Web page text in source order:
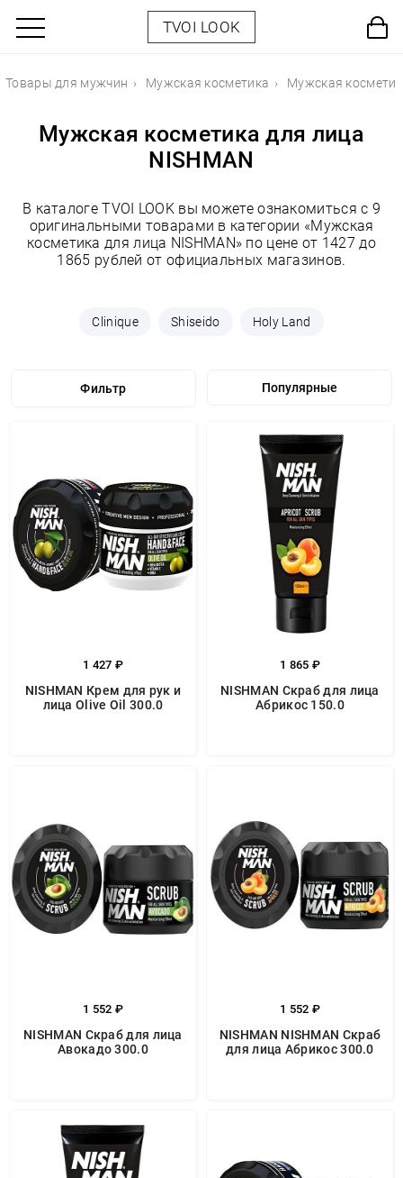
TVOI LOOK
Товары для мужчин Мужская косметика Мужская
Мужская косметика для лица
NISHMAN
В каталоге TVOI LOOK вы можете ознакомиться с 9
оригинальными товарами в категории «Мужская
косметика для лица NISHMAN» по цене от 1427 до
1865 рублей от официальных магазинов.
Clinique Shiseido Holy Land
Фильтр
1 427 ₽
NISHMAN Крем для рук и
лица Olive Oil 300.0
1 865 ₽
NISHMAN Скраб для лица
Абрикос 150.0
1 552 ₽
NISHMAN Скраб для лица
Авокадо 300.0
1 552 ₽
NISHMAN NISHMAN Скраб
для лица Абрикос 300.0